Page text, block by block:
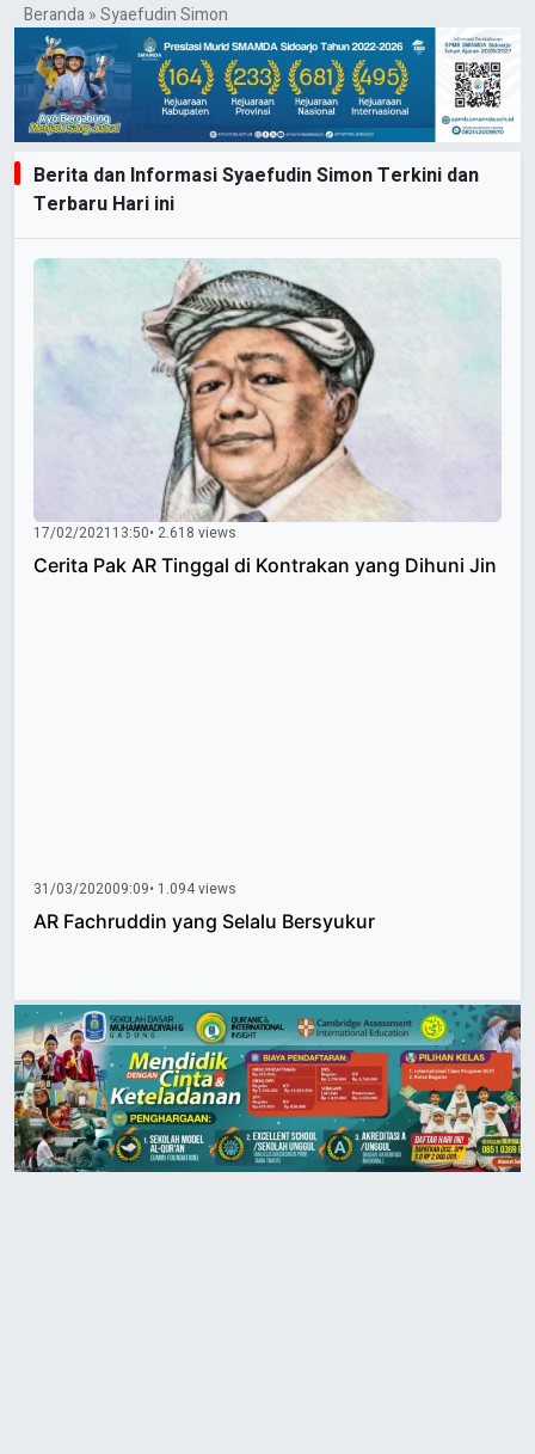
Beranda»Syaefudin Simon
Berita dan Informasi Syaefudin Simon Terkini dan
Terbaru Hari ini
17/02/2021 13:50• 2.618 views
Cerita Pak AR Tinggal di Kontrakan yang Dihuni Jin
31/03/202009:09• 1.094 views
AR Fachruddin yang Selalu Bersyukur